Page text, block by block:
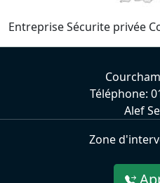
Entreprise Sécurite privée
Téléphone:
Alef
Zone